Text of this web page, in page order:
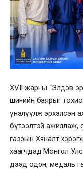
XVII жарны “Элдэв
шинийн баярыг
үнэлүүлж эрхэлсэн
бүтээлтэй ажиллаж,
газрын Хяналт
хаагчдад Монгол
дээд одон, медаль